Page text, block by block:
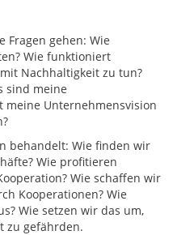
Fragen gehen: Wie
Wie funktioniert
Nachhaltigkeit zu tun?
sind meine
meine Unternehmensvision
behandelt: Wie finden wir
Wie profitieren
Wie schaffen wir
Kooperationen? Wie
Wie setzen wir das um,
zu gefährden.